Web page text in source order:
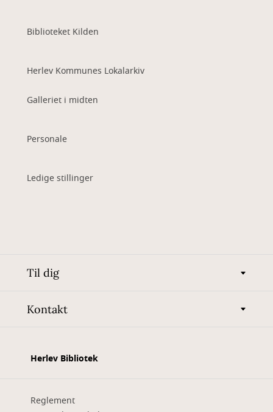
Biblioteket Kilden
Herlev Kommunes Lokalarkiv
Galleriet i midten
Personale
Ledige stillinger
Til dig
Kontakt
Herlev Bibliotek
Reglement